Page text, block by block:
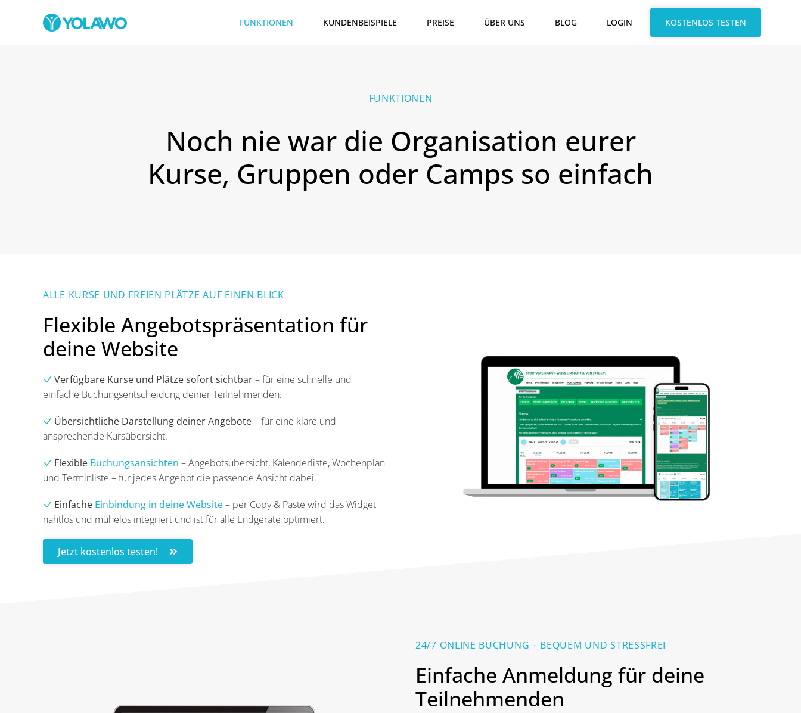
FUNKTIONEN KUNDENBEISPIELE PREISE ÜBER UNS BLOG LOGIN KOSTENLOS TESTEN
FUNKTIONEN
Noch nie war die Organisation eurer
Kurse, Gruppen oder Camps so einfach
ALLE KURSE UND FREIEN PLÄTZE AUF EINEN BLICK
Flexible Angebotspräsentation für
deine Website
Verfügbare Kurse und Plätze sofort sichtbar– für eine schnelle und
einfache Buchungsentscheidung deiner Teilnehmenden.
Übersichtliche Darstellung deiner Angebote– für eine klare und
ansprechende Kursübersicht.
Flexible Buchungsansichten – Angebotsübersicht, Kalenderliste, Wochenplan
und Terminliste – für jedes Angebot die passende Ansicht dabei.
Einfache Einbindung in deine Website– per Copy & Paste wird das Widget
nahtlos und mühelos integriert und ist für alle Endgeräte optimiert.
Jetzt kostenlos testen!
24/7 ONLINE BUCHUNG – BEQUEM UND STRESSFREI
Einfache Anmeldung für deine
Teilnehmenden